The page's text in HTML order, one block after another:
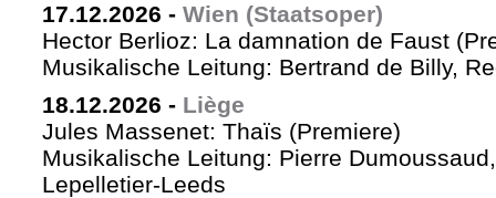
17.12.2026 - Wien (Staatsoper)
Hector Berlioz: La damnation de Faust
Musikalische Leitung: Bertrand de Billy,
18.12.2026 - Liège
Jules Massenet: Thaïs (Premiere)
Musikalische Leitung: Pierre
Lepelletier-Leeds